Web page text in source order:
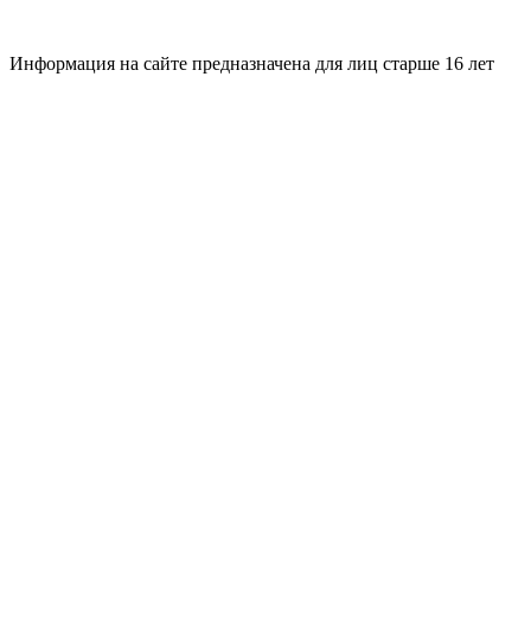
Информация на сайте предназначена для лиц старше 16 лет